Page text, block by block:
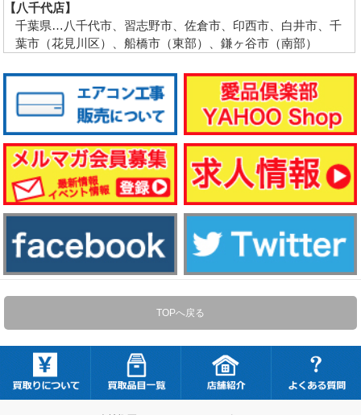
【八千代店】
千葉県…八千代市、習志野市、佐倉市、印西市、白井市、千
葉市（花見川区）、船橋市（東部）、鎌ヶ谷市（南部）
TOPへ戻る